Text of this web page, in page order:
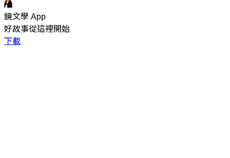
鏡文學 App
好故事從這裡開始
下載